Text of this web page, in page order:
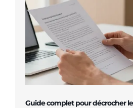
Guide complet pour décrocher